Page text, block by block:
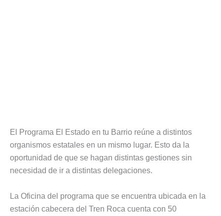
El Programa El Estado en tu Barrio reúne a distintos
organismos estatales en un mismo lugar. Esto da la
oportunidad de que se hagan distintas gestiones sin
necesidad de ir a distintas delegaciones.
La Oficina del programa que se encuentra ubicada en la
estación cabecera del Tren Roca cuenta con 50